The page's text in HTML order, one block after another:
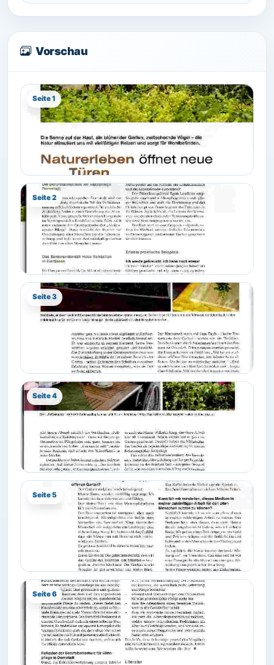
Vorschau
Seite 1
Seite 2
Seite 3
Seite 4
Seite 5
Seite 6